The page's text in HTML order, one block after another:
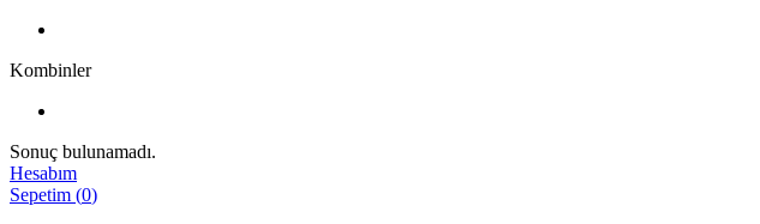
Kombinler
Sonuç bulunamadı.
Hesabım
Sepetim (0)